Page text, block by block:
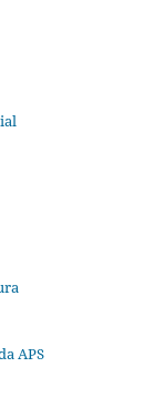
APS